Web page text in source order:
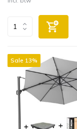
Sale 13%